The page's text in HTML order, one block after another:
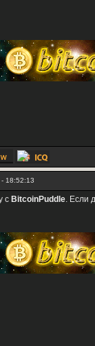
18:52:13
с BitcoinPuddle. Если